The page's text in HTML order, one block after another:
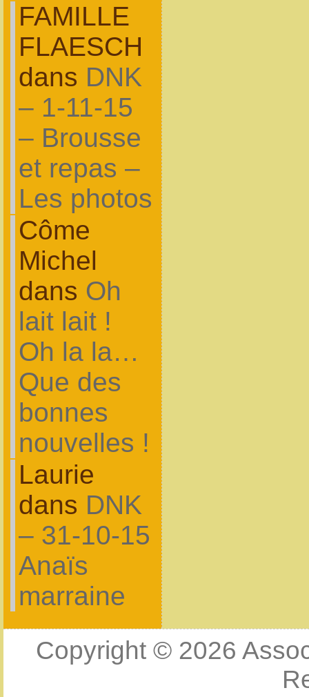
FAMILLE
FLAESCH
dans DNK
– 1-11-15
– Brousse
et repas –
Les photos
Côme
Michel
dans Oh
lait lait !
Oh la la…
Que des
bonnes
nouvelles !
Laurie
dans DNK
– 31-10-15
Anaïs
marraine
Copyright © 2026